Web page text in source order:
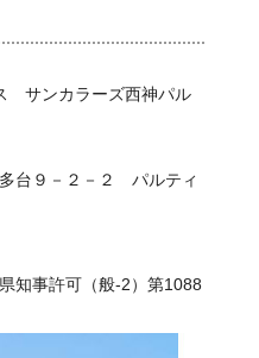
サンカラーズ西神パル
台９－２－２ パルティ
事許可（般-2）第1088